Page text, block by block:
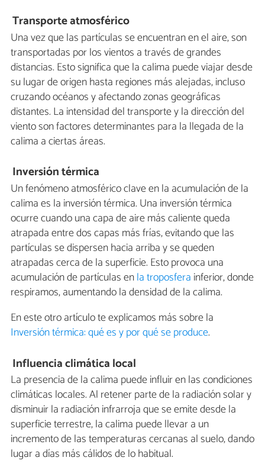
Transporte atmosférico
Una vez que las partículas se encuentran en el aire, son
transportadas por los vientos a través de grandes
distancias. Esto significa que la calima puede viajar desde
su lugar de origen hasta regiones más alejadas, incluso
cruzando océanos y afectando zonas geográficas
distantes. La intensidad del transporte y la dirección del
viento son factores determinantes para la llegada de la
calima a ciertas áreas.
Inversión térmica
Un fenómeno atmosférico clave en la acumulación de la
calima es la inversión térmica. Una inversión térmica
ocurre cuando una capa de aire más caliente queda
atrapada entre dos capas más frías, evitando que las
partículas se dispersen hacia arriba y se queden
atrapadas cerca de la superficie. Esto provoca una
acumulación de partículas enla troposfera inferior, donde
respiramos, aumentando la densidad de la calima.
En este otro artículo te explicamos más sobre la
Inversión térmica: qué es y por qué se produce.
Influencia climática local
La presencia de la calima puede influir en las condiciones
climáticas locales. Al retener parte de la radiación solar y
disminuir la radiación infrarroja que se emite desde la
superficie terrestre, la calima puede llevar a un
incremento de las temperaturas cercanas al suelo, dando
lugar a días más cálidos de lo habitual.